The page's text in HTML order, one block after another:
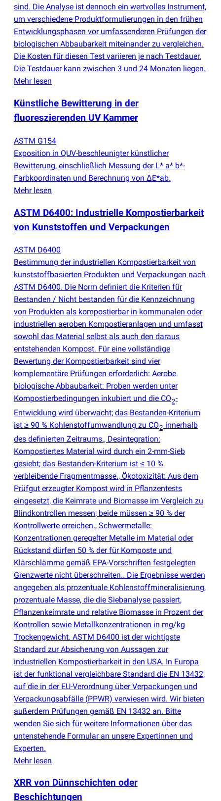
sind. Die Analyse ist dennoch ein wertvolles Instrument,
um verschiedene Produktformulierungen in den frühen
Entwicklungsphasen vor umfassenderen Prüfungen der
biologischen Abbaubarkeit miteinander zu vergleichen.
Die Kosten für diesen Test variieren je nach Testdauer.
Die Testdauer kann zwischen 3 und 24 Monaten liegen.
Mehr lesen
Künstliche Bewitterung in der
fluoreszierenden UV Kammer
ASTM G154
Exposition in QUV-beschleunigter künstlicher
Bewitterung, einschließlich Messung der L* a* b*-
Farbkoordinaten und Berechnung von ΔE*ab.
Mehr lesen
ASTM D6400: Industrielle Kompostierbarkeit
von Kunststoffen und Verpackungen
ASTM D6400
Bestimmung der industriellen Kompostierbarkeit von
kunststoffbasierten Produkten und Verpackungen nach
ASTM D6400. Die Norm definiert die Kriterien für
Bestanden / Nicht bestanden für die Kennzeichnung
von Produkten als kompostierbar in kommunalen oder
industriellen aeroben Kompostieranlagen und umfasst
sowohl das Material selbst als auch den daraus
entstehenden Kompost. Für eine vollständige
Bewertung der Kompostierbarkeit sind vier
komplementäre Prüfungen erforderlich: Aerobe
biologische Abbaubarkeit: Proben werden unter
Kompostierbedingungen inkubiert und die CO2-
Entwicklung wird überwacht; das Bestanden-Kriterium
ist ≥ 90 % Kohlenstoffumwandlung zu CO2 innerhalb
des definierten Zeitraums., Desintegration:
Kompostiertes Material wird durch ein 2-mm-Sieb
gesiebt; das Bestanden-Kriterium ist ≤ 10 %
verbleibende Fragmentmasse., Ökotoxizität: Aus dem
Prüfgut erzeugter Kompost wird in Pflanzentests
eingesetzt, die Keimrate und Biomasse im Vergleich zu
Blindkontrollen messen; beide müssen ≥ 90 % der
Kontrollwerte erreichen., Schwermetalle:
Konzentrationen geregelter Metalle im Material oder
Rückstand dürfen 50 % der für Komposte und
Klärschlämme gemäß EPA-Vorschriften festgelegten
Grenzwerte nicht überschreiten.. Die Ergebnisse werden
angegeben als prozentuale Kohlenstoffmineralisierung,
prozentuale Masse, die die Siebanalyse passiert,
Pflanzenkeimrate und relative Biomasse in Prozent der
Kontrollen sowie Metallkonzentrationen in mg/kg
Trockengewicht. ASTM D6400 ist der wichtigste
Standard zur Absicherung von Aussagen zur
industriellen Kompostierbarkeit in den USA. In Europa
ist der funktional vergleichbare Standard die EN 13432,
auf die in der EU-Verordnung über Verpackungen und
Verpackungsabfälle (PPWR) verwiesen wird. Wir bieten
außerdem Prüfungen gemäß EN 13432 an. Bitte
wenden Sie sich für weitere Informationen über das
untenstehende Formular an unsere Expertinnen und
Experten.
Mehr lesen
XRR von Dünnschichten oder
Beschichtungen